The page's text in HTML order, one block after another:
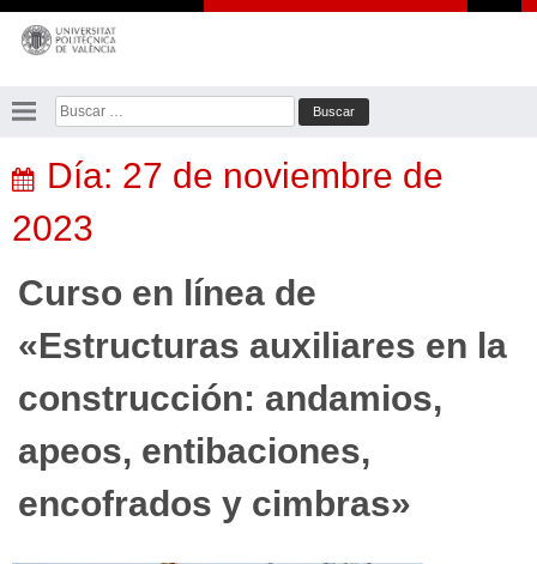
Saltar
contenido
Buscar:
Día: 27 de noviembre de
2023
Curso en línea de
«Estructuras auxiliares en la
construcción: andamios,
apeos, entibaciones,
encofrados y cimbras»